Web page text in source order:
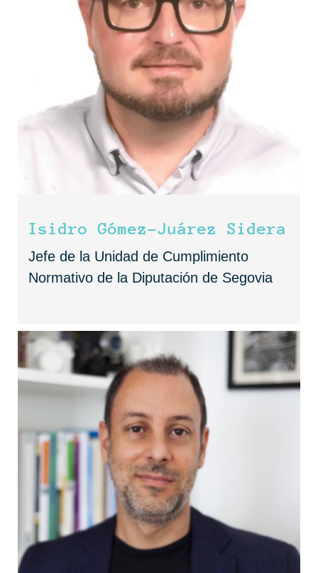
Isidro Gómez-Juárez Sidera
Jefe de la Unidad de Cumplimiento
Normativo de la Diputación de Segovia